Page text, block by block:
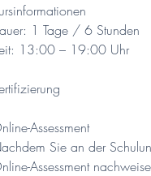
1 Tage / 6 Stunden
13:00 – 19:00 Uhr
Assessment
Sie an der
Assessment